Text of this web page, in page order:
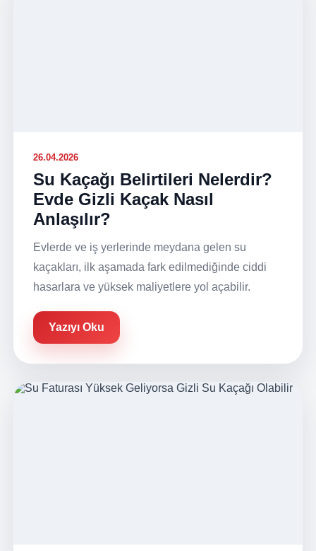
26.04.2026
Su Kaçağı Belirtileri Nelerdir?
Evde Gizli Kaçak Nasıl
Anlaşılır?
Evlerde ve iş yerlerinde meydana gelen su
kaçakları, ilk aşamada fark edilmediğinde ciddi
hasarlara ve yüksek maliyetlere yol açabilir.
Yazıyı Oku